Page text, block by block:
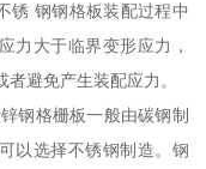
锈 钢钢格板装配过程中
力大于临界变形应力，
避免产生装配应力。
钢格栅板一般由碳钢制
以选择不锈钢制造。钢